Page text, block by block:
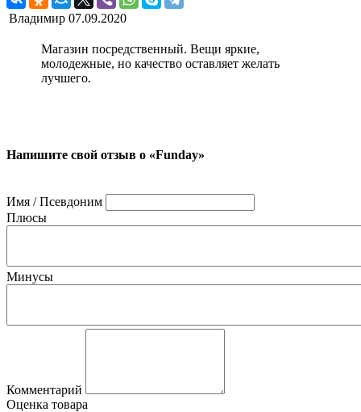
Владимир 07.09.2020
Магазин посредственный. Вещи яркие,
молодежные, но качество оставляет желать
лучшего.
Напишите свой отзыв о «Funday»
Имя / Псевдоним
Плюсы
Минусы
Комментарий
Оценка товара